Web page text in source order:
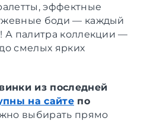
эффектные
боди — каждый
А палитра коллекции —
смелых ярких
из последней
на сайтепо
выбирать прямо